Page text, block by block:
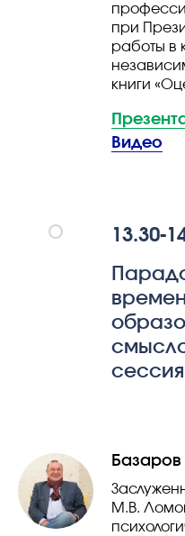
при
работы в
книги
Видео
13.30-
сессия
М.В.